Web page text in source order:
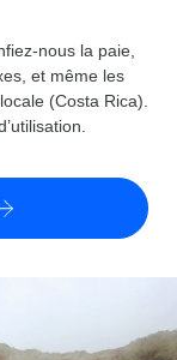
dans le monde
États des
par pays
nous la paie,
et même les
(Costa Rica).